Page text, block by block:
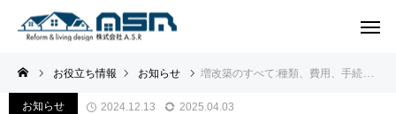
お役立ち情報 お知らせ 増改築のすべて:種類、費用、手続き、事例をわかりやすく解説
お知らせ 2024.12.13 2025.04.03